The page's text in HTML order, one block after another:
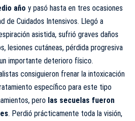
año y pasó hasta en tres ocasiones
de Cuidados Intensivos. Llegó a
asistida, sufrió graves daños
lesiones cutáneas, pérdida progresiva
importante deterioro físico.
consiguieron frenar la intoxicación
específico para este tipo
pero las secuelas fueron
. Perdió prácticamente toda la visión,